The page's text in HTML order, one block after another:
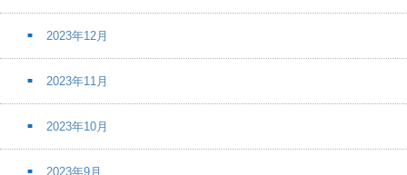
2023年12月
2023年11月
2023年10月
2023年9月